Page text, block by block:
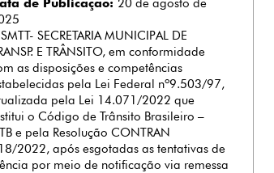
de Publicação: 20 de agosto de
SECRETARIA MUNICIPAL DE
E TRÂNSITO, em conformidade
as disposições e competências
pela Lei Federal nº9.503/97,
pela Lei 14.071/2022 que
o Código de Trânsito Brasileiro –
e pela Resolução CONTRAN
2022, após esgotadas as tentativas de
por meio de notificação via remessa